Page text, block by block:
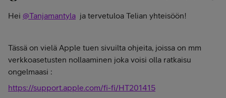
Hei @Tanjamantyla ja tervetuloa Telian yhteisöön!
Tässä on vielä Apple tuen sivuilta ohjeita, joissa on mm
verkkoasetusten nollaaminen joka voisi olla ratkaisu
ongelmaasi :
https://support.apple.com/fi-fi/HT201415